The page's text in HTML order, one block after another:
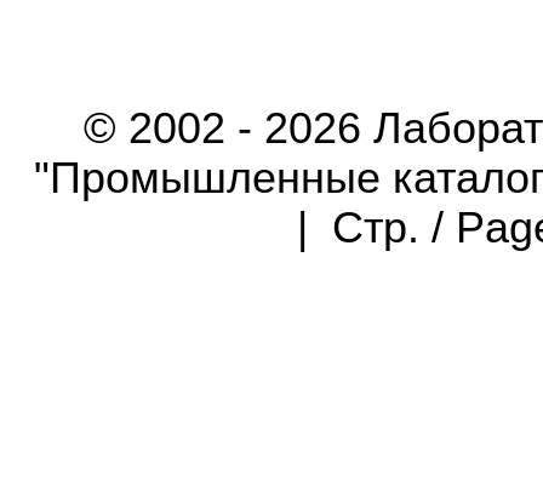
© 2002 - 2026
"Промышленные
| Стр. /